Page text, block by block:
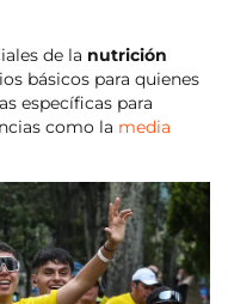
de la nutrición
básicos para quienes
específicas para
como la media